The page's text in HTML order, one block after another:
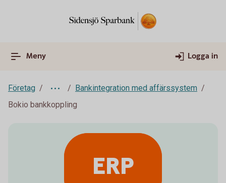
Meny Logga in
Företag
Bankintegration med affärssystem
Bokio bankkoppling
ERP